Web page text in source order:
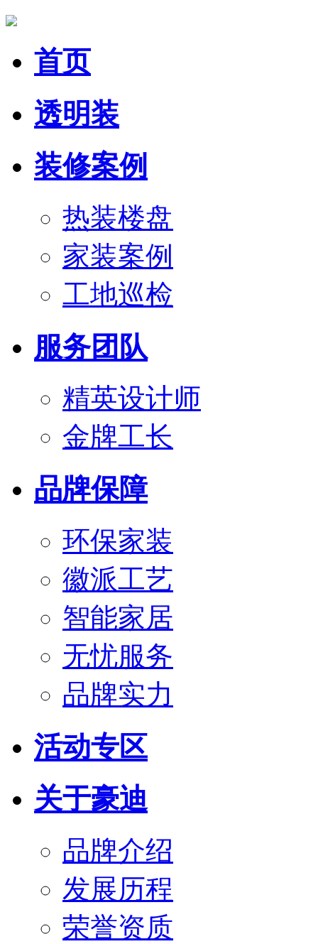
首页
透明装
装修案例
热装楼盘
家装案例
工地巡检
服务团队
精英设计师
金牌工长
品牌保障
环保家装
徽派工艺
智能家居
无忧服务
品牌实力
活动专区
关于豪迪
品牌介绍
发展历程
荣誉资质